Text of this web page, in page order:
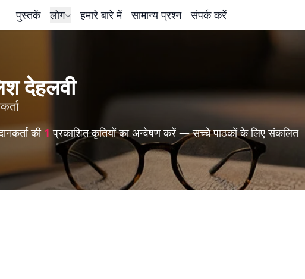
पुस्तकें लोग हमारे बारे में सामान्य प्रश्न संपर्क करें
देहलवी
की 1 प्रकाशित कृतियों का अन्वेषण करें — सच्चे पाठकों के लिए संकलित